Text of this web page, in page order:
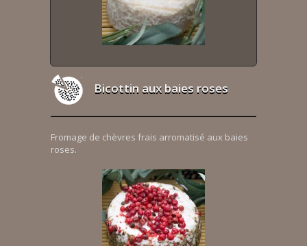
Bicottin aux baies roses
Fromage de chèvres frais arromatisé aux baies
roses.